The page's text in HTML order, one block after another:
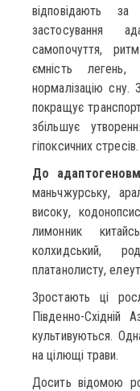
відповідають
застосування
самопочуття,
ємність
нормалізацію сну.
покращує
збільшує
гіпоксичних стресів.
До
маньчжурську,
високу,
лимонник
колхидський,
платанолисту,
Зростають ці
Південно-
культивуються.
на цілющі трави.
Досить відомою